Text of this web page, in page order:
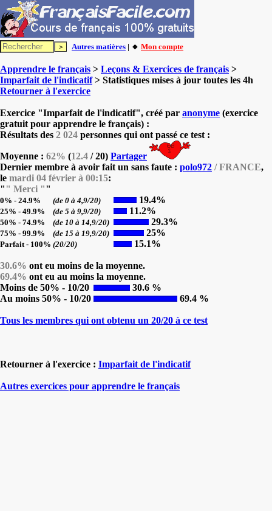
Autres matières | 🔸 Mon compte
Apprendre le français > Leçons & Exercices de français >
Imparfait de l'indicatif> Statistiques mises à jour toutes les 4h
Retourner à l'exercice
Exercice "Imparfait de l'indicatif", créé par anonyme (exercice
gratuit pour apprendre le français) :
Résultats des 2 024 personnes qui ont passé ce test :
Moyenne : 62% (12.4 / 20) Partager
Dernier membre à avoir fait un sans faute : polo972 / FRANCE,
le mardi 04 février à 00:15:
" " Merci ""
0% - 24.9% (de 0 à 4,9/20) 19.4%
25% - 49.9% (de 5 à 9,9/20) 11.2%
50% - 74.9% (de 10 à 14,9/20) 29.3%
75% - 99.9% (de 15 à 19,9/20) 25%
Parfait - 100% (20/20) 15.1%
30.6% ont eu moins de la moyenne.
69.4% ont eu au moins la moyenne.
Moins de 50% - 10/20
30.6 %
Au moins 50% - 10/20
69.4 %
Tous les membres qui ont obtenu un 20/20 à ce test
Retourner à l'exercice : Imparfait de l'indicatif
Autres exercices pour apprendre le français